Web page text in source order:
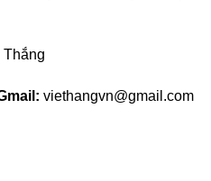
Thắng
viethangvn@gmail.com